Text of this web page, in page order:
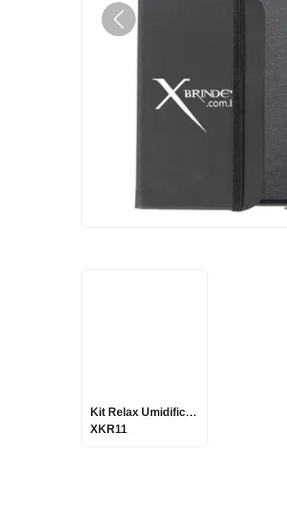
Anterior
Kit Relax Umidificador + Vela + Essencia Conecte-Se Ao Bem-Estar Xkr11
XKR11